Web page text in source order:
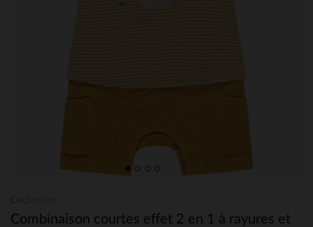
Combinaison courtes effet 2 en 1 à rayures et